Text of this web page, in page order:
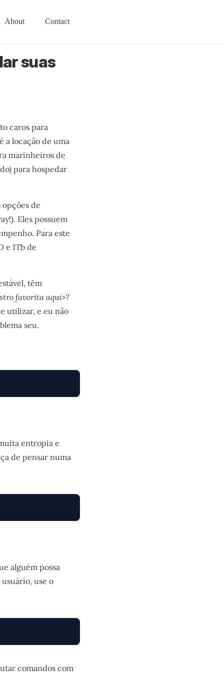
About Contact
suas
caros para
a locação de uma
marinheiros de
para hospedar
de
Eles possuem
Para este
e 1Tb de
têm
favorita aqui>?
utilizar, e eu não
seu.
entropia e
de pensar numa
alguém possa
use o
comandos com